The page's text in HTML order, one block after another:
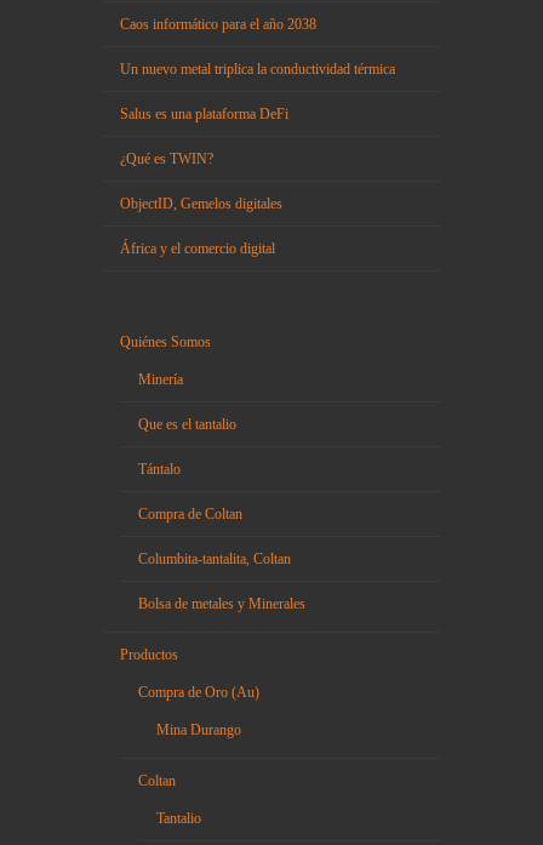
Caos informático para el año 2038
Un nuevo metal triplica la conductividad térmica
Salus es una plataforma DeFi
¿Qué es TWIN?
ObjectID, Gemelos digitales
África y el comercio digital
Quiénes Somos
Minería
Que es el tantalio
Tántalo
Compra de Coltan
Columbita-tantalita, Coltan
Bolsa de metales y Minerales
Productos
Compra de Oro (Au)
Mina Durango
Coltan
Tantalio